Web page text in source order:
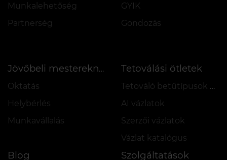
Munkalehetőség
Partnerség
GYIK
Gondozás
Jövőbeli mestereknek
Oktatás
Helybérlés
Munkavállalás
Tetoválási ötletek
Tetováló betűtípusok online
AI vázlatok
Szerzői vázlatok
Vázlat katalógus
Blog Szolgáltatások